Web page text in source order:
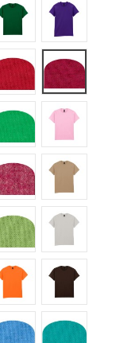
Forest GreenPurple
Cherry Red
Cardinal Red
Irish Green Light Pink
Heather Cardinal
Tan
Kiwi Ice Grey
Safety OrangeDark
Iris Jade Dome